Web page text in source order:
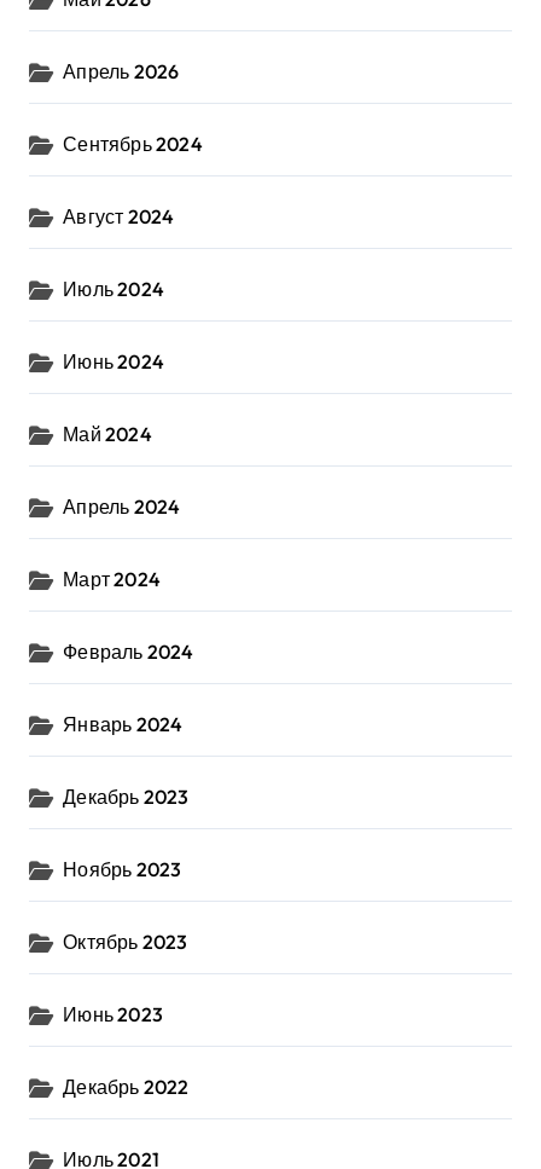
Апрель 2026
Сентябрь 2024
Август 2024
Июль 2024
Июнь 2024
Май 2024
Апрель 2024
Март 2024
Февраль 2024
Январь 2024
Декабрь 2023
Ноябрь 2023
Октябрь 2023
Июнь 2023
Декабрь 2022
Июль 2021